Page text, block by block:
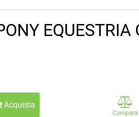
EQUESTRIA
Acquista
Compara